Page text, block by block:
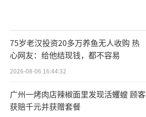
75岁老汉投资20多万养鱼无人收购 热
心网友：给他结现钱，都不容易
2026-08-06 16:44:32
广州一烤肉店辣椒面里发现活蠼螋 顾客
获赔千元并获赠套餐